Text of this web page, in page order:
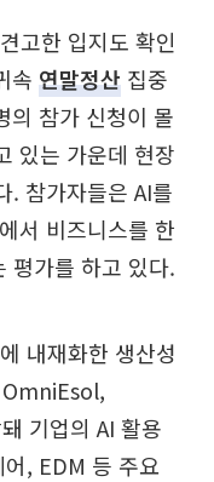
고한 입지도 확인
속 연말정산 집중
의 참가 신청이 몰
있는 가운데 현장
. 참가자들은 AI를
서 비즈니스를 한
평가를 하고 있다.
내재화한 생산성
OmniEsol,
기업의 AI 활용
, EDM 등 주요